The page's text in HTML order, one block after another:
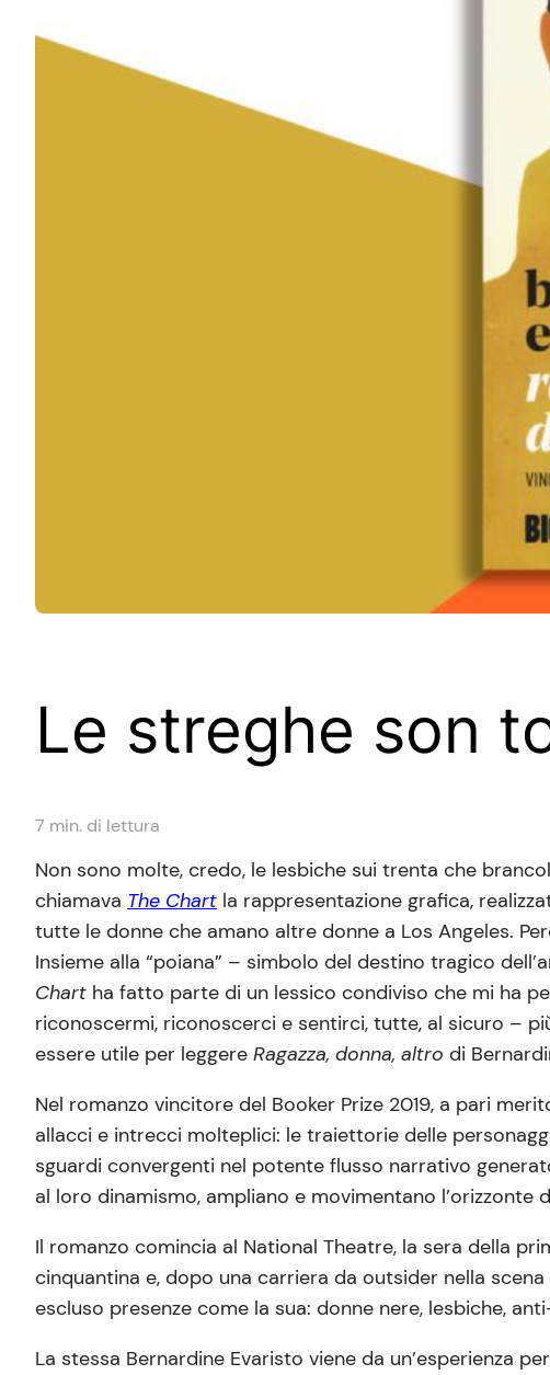
Le streghe son
7 min. di lettura
Non sono molte, credo, le lesbiche sui trenta che
chiamava The Chart la rappresentazione grafica,
tutte le donne che amano altre donne a Los Angeles.
Insieme alla “poiana” – simbolo del destino tragico
Chart ha fatto parte di un lessico condiviso che mi ha
riconoscermi, riconoscerci e sentirci, tutte, al sicuro –
essere utile per leggere Ragazza, donna, altro di
Nel romanzo vincitore del Booker Prize 2019, a pari
allacci e intrecci molteplici: le traiettorie delle
sguardi convergenti nel potente flusso narrativo
al loro dinamismo, ampliano e movimentano
Il romanzo comincia al National Theatre, la sera della
cinquantina e, dopo una carriera da outsider nella
escluso presenze come la sua: donne nere, lesbiche,
La stessa Bernardine Evaristo viene da un’esperienza